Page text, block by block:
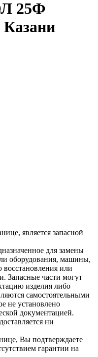
25Ф
Казани
является запасной
для замены
оборудования, машины,
восстановления или
Запасные части могут
изделия либо
самостоятельными
не установлено
документацией.
ни
Вы подтверждаете
гарантии на